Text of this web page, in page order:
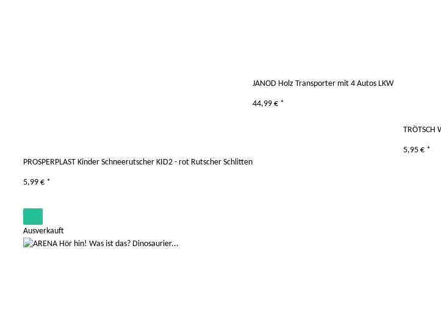
PROSPERPLAST Kinder Schneerutscher KID2 - rot Rutscher Schlitten
5,99 € *
JANOD Holz Transporter mit 4 Autos LKW
44,99 € *
TRÖTSCH
5,95 € *
Ausverkauft